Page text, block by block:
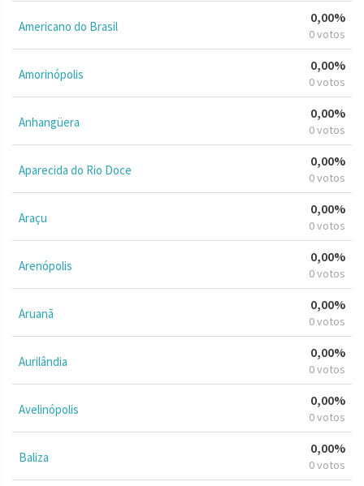
Americano do Brasil
0,00%
0 votos
Amorinópolis
0,00%
0 votos
Anhangüera
0,00%
0 votos
Aparecida do Rio Doce
0,00%
0 votos
Araçu
0,00%
0 votos
Arenópolis
0,00%
0 votos
Aruanã
0,00%
0 votos
Aurilândia
0,00%
0 votos
Avelinópolis
0,00%
0 votos
Baliza
0,00%
0 votos